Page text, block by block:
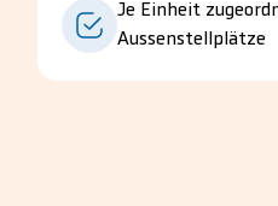
Je Einheit
Aussenstellplätze